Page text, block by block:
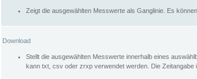
Zeigt die ausgewählten Messwerte als Ganglinie. Es
Download
Stellt die ausgewählten Messwerte innerhalb eines
kann txt, csv oder zrxp verwendet werden. Die Zeitangabe